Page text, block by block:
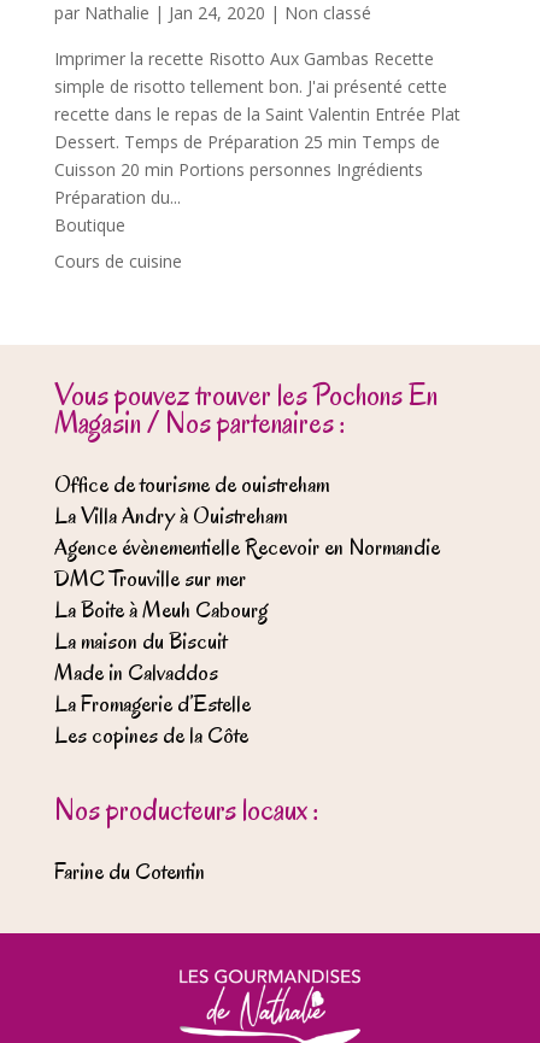
par Nathalie | Jan 24, 2020 | Non classé
Imprimer la recette Risotto Aux Gambas Recette
simple de risotto tellement bon. J'ai présenté cette
recette dans le repas de la Saint Valentin Entrée Plat
Dessert. Temps de Préparation 25 min Temps de
Cuisson 20 min Portions personnes Ingrédients
Préparation du...
Boutique
Cours de cuisine
Vous pouvez trouver les Pochons En
Magasin / Nos partenaires :
Office de tourisme de ouistreham
La Villa Andry à Ouistreham
Agence évènementielle Recevoir en Normandie
DMC Trouville sur mer
La Boite à Meuh Cabourg
La maison du Biscuit
Made in Calvaddos
La Fromagerie d’Estelle
Les copines de la Côte
Nos producteurs locaux :
Farine du Cotentin